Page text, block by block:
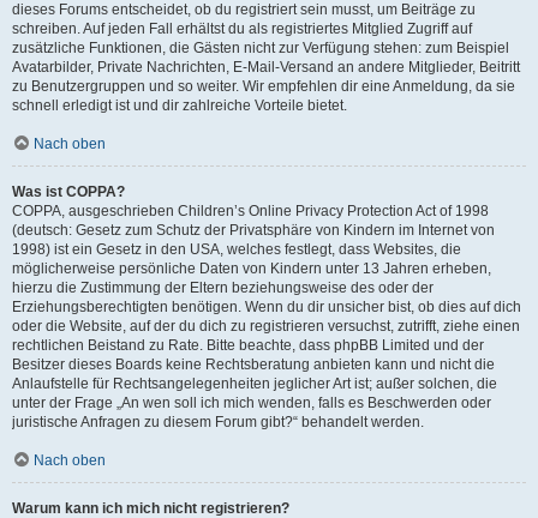
dieses Forums entscheidet, ob du registriert sein musst, um Beiträge zu
schreiben. Auf jeden Fall erhältst du als registriertes Mitglied Zugriff auf
zusätzliche Funktionen, die Gästen nicht zur Verfügung stehen: zum Beispiel
Avatarbilder, Private Nachrichten, E-Mail-Versand an andere Mitglieder, Beitritt
zu Benutzergruppen und so weiter. Wir empfehlen dir eine Anmeldung, da sie
schnell erledigt ist und dir zahlreiche Vorteile bietet.
Nach oben
Was ist COPPA?
COPPA, ausgeschrieben Children’s Online Privacy Protection Act of 1998
(deutsch: Gesetz zum Schutz der Privatsphäre von Kindern im Internet von
1998) ist ein Gesetz in den USA, welches festlegt, dass Websites, die
möglicherweise persönliche Daten von Kindern unter 13 Jahren erheben,
hierzu die Zustimmung der Eltern beziehungsweise des oder der
Erziehungsberechtigten benötigen. Wenn du dir unsicher bist, ob dies auf dich
oder die Website, auf der du dich zu registrieren versuchst, zutrifft, ziehe einen
rechtlichen Beistand zu Rate. Bitte beachte, dass phpBB Limited und der
Besitzer dieses Boards keine Rechtsberatung anbieten kann und nicht die
Anlaufstelle für Rechtsangelegenheiten jeglicher Art ist; außer solchen, die
unter der Frage „An wen soll ich mich wenden, falls es Beschwerden oder
juristische Anfragen zu diesem Forum gibt?“ behandelt werden.
Nach oben
Warum kann ich mich nicht registrieren?